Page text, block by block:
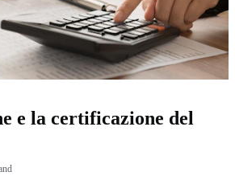
e la certificazione del